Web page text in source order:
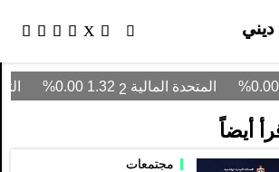
ديني
أيضاً
مجتمعات